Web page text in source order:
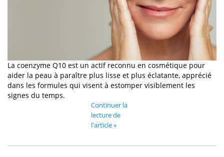
La coenzyme Q10 est un actif reconnu en cosmétique pour
aider la peau à paraître plus lisse et plus éclatante, apprécié
dans les formules qui visent à estomper visiblement les
signes du temps.
Continuer la
lecture de
l'article »